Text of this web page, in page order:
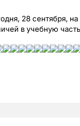
28 сентября,
в учебную